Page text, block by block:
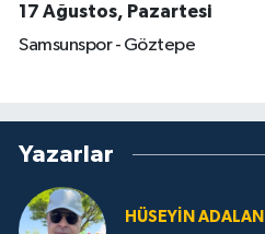
17 Ağustos, Pazartesi
Samsunspor - Göztepe
Yazarlar
HÜSEYIN ADALAN